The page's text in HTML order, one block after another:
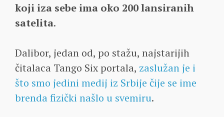
koji iza sebe ima oko 200 lansiranih
satelita.
Dalibor, jedan od, po stažu, najstarijih
čitalaca Tango Six portala, zaslužan je i
što smo jedini medij iz Srbije čije se ime
brenda fizički našlo u svemiru.